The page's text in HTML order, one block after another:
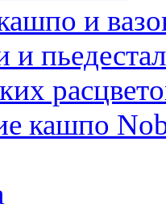
и
и
кашпо